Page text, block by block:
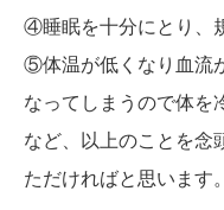
④睡眠を十分にとり、
⑤体温が低くなり血流
なってしまうので体を
など、以上のことを念
ただければと思います。